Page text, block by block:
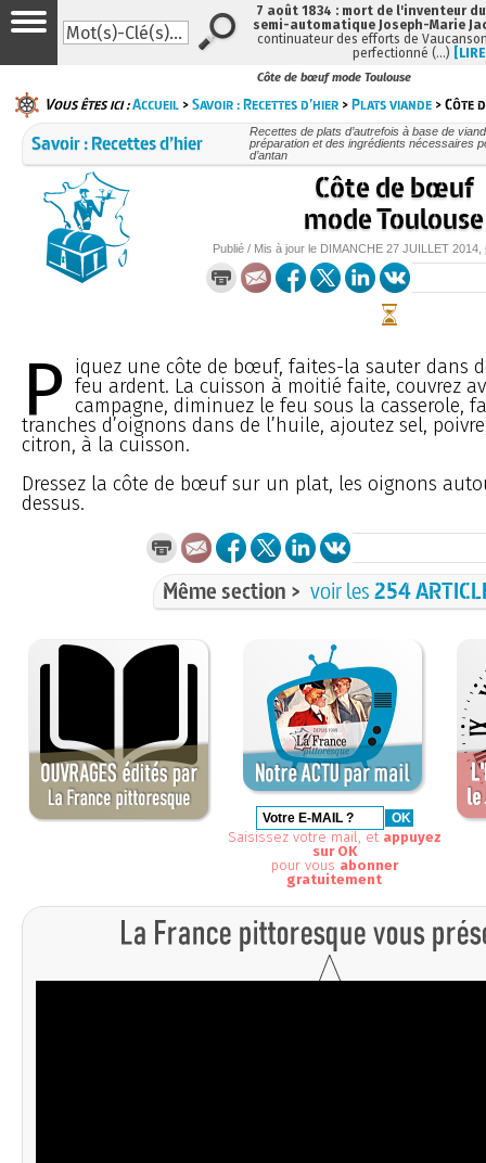
Côte de bœuf mode Toulouse
Vous êtes ici :Accueil >Savoir : Recettes d’hier >Plats viande > Côte
Savoir : Recettes d’hier
Recettes de plats d’autrefois à base de
préparation et des ingrédients nécessaires
d’antan
Côte de bœuf
mode Toulouse
Publié / Mis à jour le DIMANCHE 27 JUILLET 2014,
P iquez une côte de bœuf, faites-la sauter dans
feu ardent. La cuisson à moitié faite, couvrez
campagne, diminuez le feu sous la casserole,
tranches d’oignons dans de l’huile, ajoutez sel,
citron, à la cuisson.
Dressez la côte de bœuf sur un plat, les oignons
dessus.
Même section > voir les254
Saisissez votre mail, et appuyez
sur OK
pour vous abonner
gratuitement
7 août 1834 : mort de l'inventeur
semi-automatique Joseph-Marie
continuateur des efforts de
perfectionné (…)